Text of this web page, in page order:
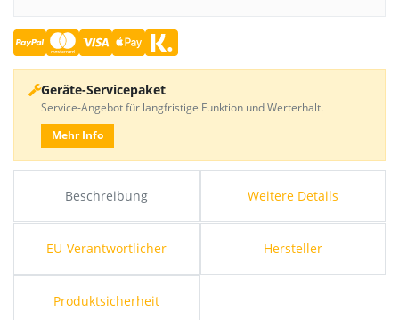
Beschreibung Weitere Details
EU-Verantwortlicher Hersteller
Produktsicherheit
Geräte-Servicepaket
Service-Angebot für langfristige Funktion und Werterhalt.
Mehr Info